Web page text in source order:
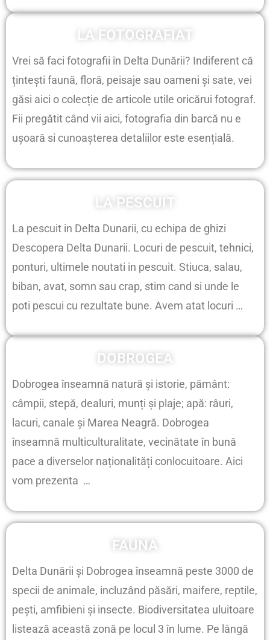
LA FOTOGRAFIAT
Vrei să faci fotografii în Delta Dunării? Indiferent că
țintești faună, floră, peisaje sau oameni și sate, vei
găsi aici o colecție de articole utile oricărui fotograf.
Fii pregătit când vii aici, fotografia din barcă nu e
ușoară si cunoașterea detaliilor este esențială.
LA PESCUIT
La pescuit in Delta Dunarii, cu echipa de ghizi
Descopera Delta Dunarii. Locuri de pescuit, tehnici,
ponturi, ultimele noutati in pescuit. Stiuca, salau,
biban, avat, somn sau crap, stim cand si unde le
poti pescui cu rezultate bune. Avem atat locuri …
DOBROGEA
Dobrogea înseamnă natură și istorie, pământ:
câmpii, stepă, dealuri, munți și plaje; apă: râuri,
lacuri, canale și Marea Neagră. Dobrogea
înseamnă multiculturalitate, vecinătate în bună
pace a diverselor naționalități conlocuitoare. Aici
vom prezenta …
FAUNA
Delta Dunării și Dobrogea înseamnă peste 3000 de
specii de animale, incluzând păsări, maifere, reptile,
pești, amfibieni și insecte. Biodiversitatea uluitoare
listează această zonă pe locul 3 în lume. Pe lângă